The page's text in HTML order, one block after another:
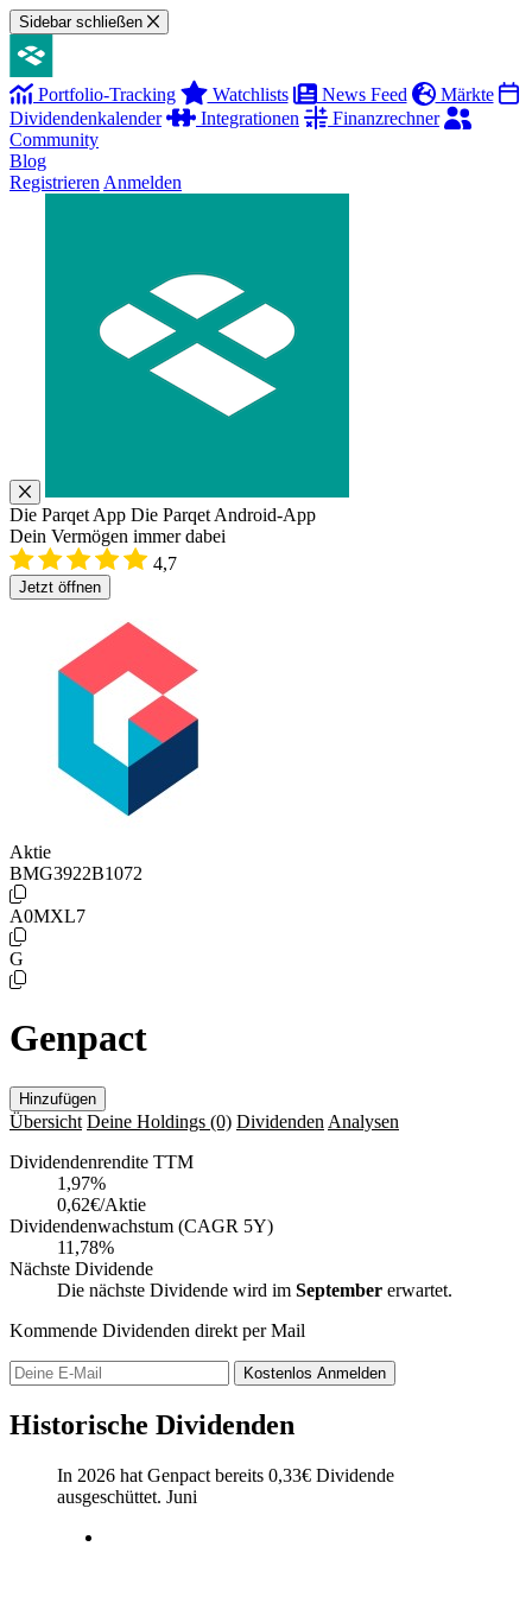
Sidebar schließen
Portfolio-Tracking Watchlists News Feed
Märkte
Dividendenkalender
Integrationen
Finanzrechner
Community
Blog
Registrieren Anmelden
Die Parqet App Die Parqet Android-App
Dein Vermögen immer dabei
4,7
Jetzt öffnen
Aktie
BMG3922B1072
A0MXL7
G
Genpact
Hinzufügen
Übersicht Deine Holdings (0) Dividenden Analysen
Dividendenrendite TTM
1,97%
0,62€/Aktie
Dividendenwachstum (CAGR 5Y)
11,78%
Nächste Dividende
Die nächste Dividende wird im September erwartet.
Kommende Dividenden direkt per Mail
Kostenlos Anmelden
Historische Dividenden
In 2026 hat Genpact bereits 0,33€ Dividende
ausgeschüttet. Juni